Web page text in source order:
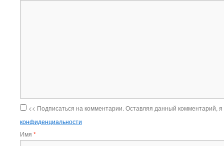
<< Подписаться на комментарии. Оставляя данный комментарий,
конфиденциальности
Имя *